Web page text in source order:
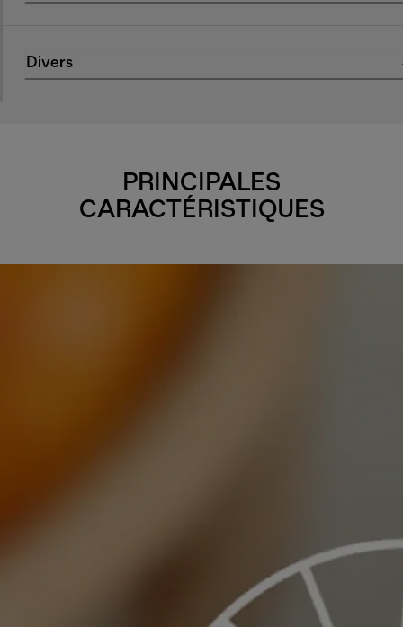
Divers
PRINCIPALES
CARACTÉRISTIQUES